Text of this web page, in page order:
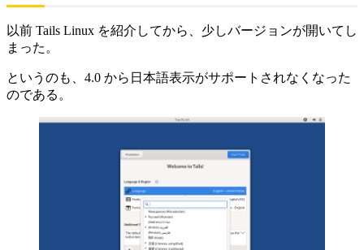
以前 Tails Linux を紹介してから、少しバージョンが開いてし
まった。
というのも、4.0 から日本語表示がサポートされなくなった
のである。